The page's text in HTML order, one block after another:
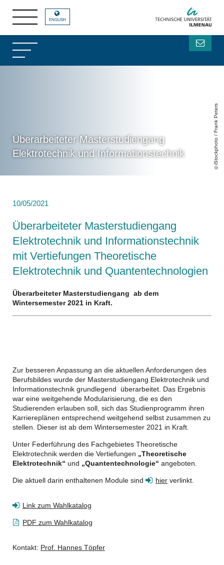
Überarbeiteter Masterstudiengang
Elektrotechnik und Informationstechnik
iStockphoto / Frank Peters
ENGLISH
10/05/2021
Überarbeiteter Masterstudiengang
Elektrotechnik und Informationstechnik
mit Vertiefungen Theoretische
Elektrotechnik und Quantentechnologien
Überarbeiteter Masterstudiengang ab dem
Wintersemester 2021 in Kraft.
Zur besseren Anpassung an die aktuellen Anforderungen des
Berufsbildes wurde der Masterstudiengang Elektrotechnik und
Informationstechnik grundlegend überarbeitet. Das Ergebnis
war eine weitgehende Modularisierung, die es den
Studierenden erlauben soll, sich das Studienprogramm ihren
Karriereplänen entsprechend weitgehend selbst zusammen zu
stellen. Dieser ist ab dem Wintersemester 2021 in Kraft.
Unter Federführung des Fachgebietes Theoretische
Elektrotechnik werden die Vertiefungen „Theoretische
Elektrotechnik“ und „Quantentechnologie“ angeboten.
Die aktuell darin enthaltenen Module sind hier verlinkt.
Link zum Wahlkatalog
PDF zum Wahlkatalog
Kontakt: Prof. Hannes Töpfer